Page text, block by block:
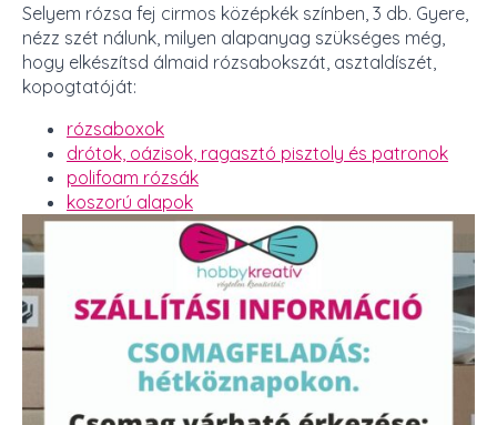
Selyem rózsa fej cirmos középkék színben, 3 db. Gyere,
nézz szét nálunk, milyen alapanyag szükséges még,
hogy elkészítsd álmaid rózsabokszát, asztaldíszét,
kopogtatóját:
rózsaboxok
drótok, oázisok, ragasztó pisztoly és patronok
polifoam rózsák
koszorú alapok